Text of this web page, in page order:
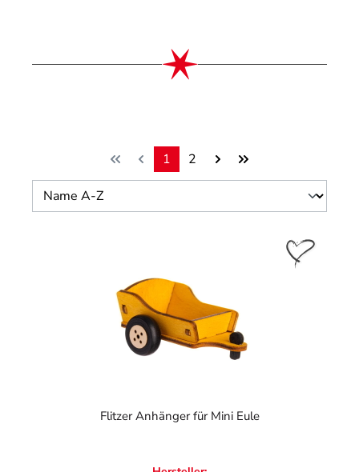
Seite
1 Seite
2
Flitzer Anhänger für Mini Eule